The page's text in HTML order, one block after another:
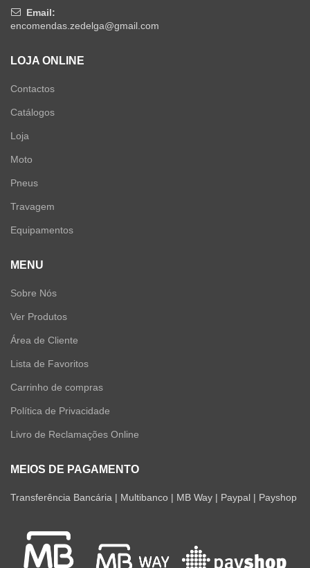
Email:
encomendas.zedelga@gmail.com
LOJA ONLINE
Contactos
Catálogos
Loja
Moto
Pneus
Travagem
Equipamentos
MENU
Sobre Nós
Ver Produtos
Área de Cliente
Lista de Favoritos
Carrinho de compras
Política de Privacidade
Livro de Reclamações Online
MEIOS DE PAGAMENTO
Transferência Bancária | Multibanco | MB Way | Paypal | Payshop